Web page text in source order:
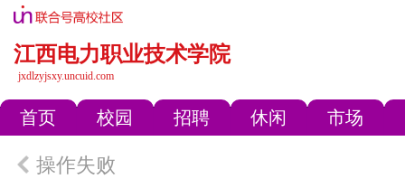
江西电力职业技术学院
jxdlzyjsxy.uncuid.com
首页 校园 招聘 休闲 市场
操作失败